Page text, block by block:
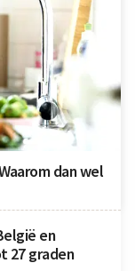
dan wel
en
27 graden